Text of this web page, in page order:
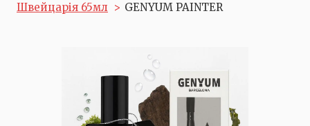
Швейцарія 65мл
GENYUM PAINTER